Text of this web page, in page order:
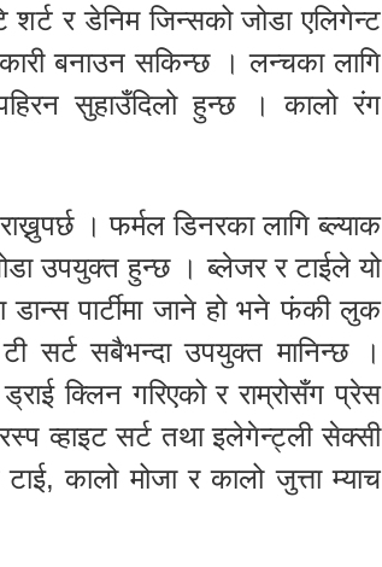
र डेनिम जिन्सको जोडा एलिगेन्ट
बनाउन सकिन्छ । लन्चका लागि
सुहाउँदिलो हुन्छ । कालो रंग
। फर्मल डिनरका लागि ब्ल्याक
उपयुक्त हुन्छ । ब्लेजर र टाईले यो
डान्स पार्टीमा जाने हो भने फंकी लुक
सर्ट सबैभन्दा उपयुक्त मानिन्छ ।
क्लिन गरिएको र राम्रोसँग प्रेस
व्हाइट सर्ट तथा इलेगेन्ट्ली सेक्सी
कालो मोजा र कालो जुत्ता म्याच